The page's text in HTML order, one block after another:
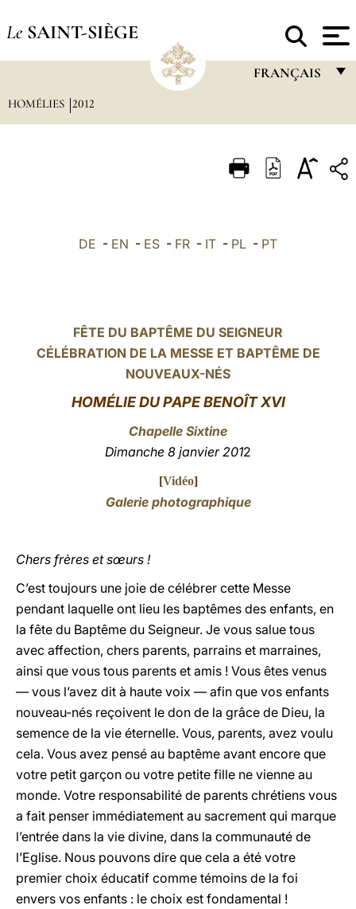
Le SAINT-SIÈGE
FRANÇAIS
ITALIANO
中文
HOMÉLIES 2012
DE - EN - ES - FR - IT - PL - PT
FÊTE DU BAPTÊME DU SEIGNEUR
CÉLÉBRATION DE LA MESSE ET BAPTÊME DE
NOUVEAUX-NÉS
HOMÉLIE DU PAPE BENOÎT XVI
Chapelle Sixtine
Dimanche 8 janvier 2012
[Vidéo]
Galerie photographique
Chers frères et sœurs !
C’est toujours une joie de célébrer cette Messe
pendant laquelle ont lieu les baptêmes des enfants, en
la fête du Baptême du Seigneur. Je vous salue tous
avec affection, chers parents, parrains et marraines,
ainsi que vous tous parents et amis ! Vous êtes venus
— vous l’avez dit à haute voix — afin que vos enfants
nouveau-nés reçoivent le don de la grâce de Dieu, la
semence de la vie éternelle. Vous, parents, avez voulu
cela. Vous avez pensé au baptême avant encore que
votre petit garçon ou votre petite fille ne vienne au
monde. Votre responsabilité de parents chrétiens vous
a fait penser immédiatement au sacrement qui marque
l’entrée dans la vie divine, dans la communauté de
l’Eglise. Nous pouvons dire que cela a été votre
premier choix éducatif comme témoins de la foi
envers vos enfants : le choix est fondamental !